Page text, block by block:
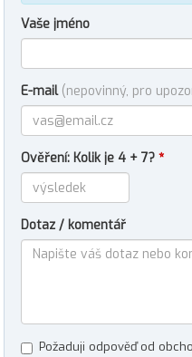
Vaše jméno
E-mail (nepovinný, pro
Ověření: Kolik je 4 + 7? *
Dotaz / komentář
Požaduji odpověď od